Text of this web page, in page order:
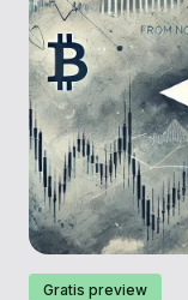
Gratis preview